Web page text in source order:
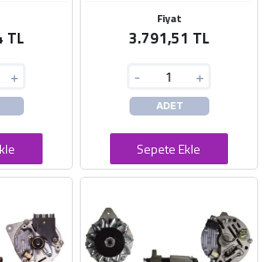
TL
+
Fiyat
3.791,51 TL
- +
ADET
Sepete Ekle